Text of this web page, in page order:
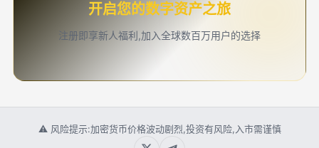
开启您的数字资产之旅
注册即享新人福利,加入全球数百万用户的选择
⚠ 风险提示:加密货币价格波动剧烈,投资有风险,入市需谨慎